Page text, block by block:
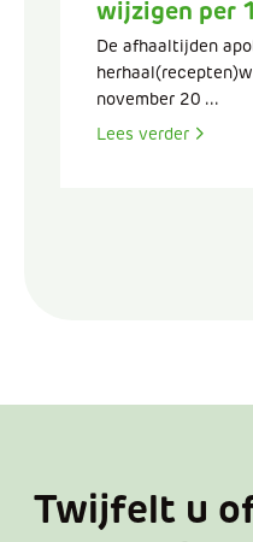
wijzigen per
De afhaaltijden
november 20 ...
Lees verder
Twijfelt u